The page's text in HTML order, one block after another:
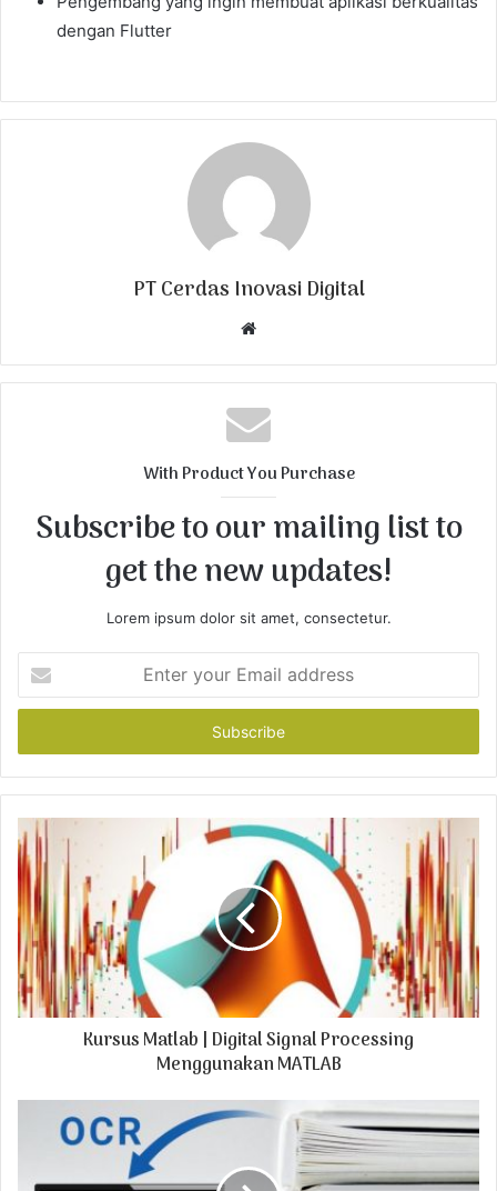
dengan Flutter
PT Cerdas Inovasi Digital
b
s
i
With Product You Purchase
Subscribe to our mailing list to
get the new updates!
Lorem ipsum dolor sit amet, consectetur.
t
r
y
r
E
m
a
l
a
d
Kursus Matlab | Digital Signal Processing
Menggunakan MATLAB